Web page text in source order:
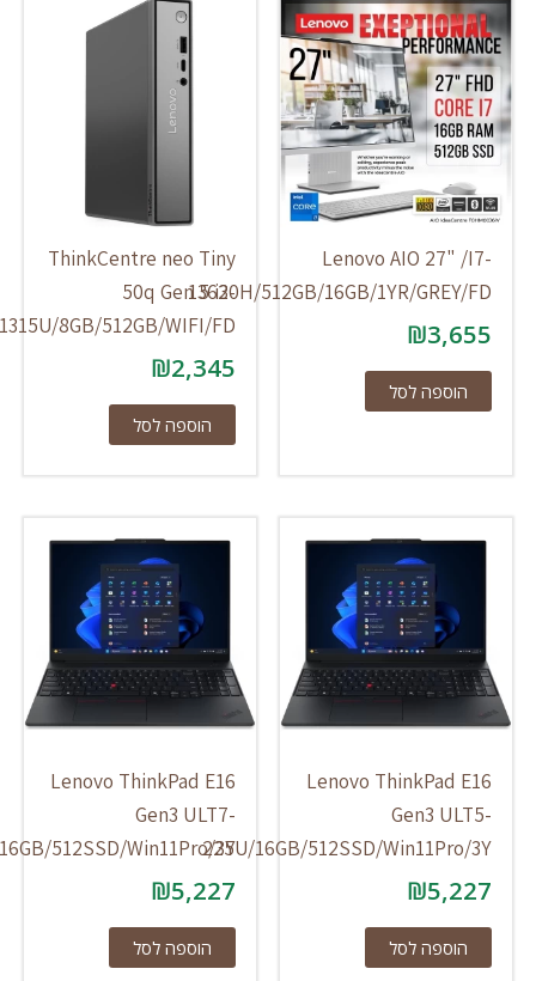
Lenovo AIO 27" /
13620H/512GB/16GB/1YR/GREY/
₪
הוספה לסל
ThinkCentre neo Tiny
50q Gen 5 i3-
1315U/8GB/512GB/WIFI/FD
₪2,345
הוספה לסל
Lenovo ThinkPad
Gen3
225U/16GB/512SSD/Win11Pro/
₪
הוספה לסל
Lenovo ThinkPad E16
Gen3 ULT7-
255H/16GB/512SSD/Win11Pro/3Y
₪5,227
הוספה לסל